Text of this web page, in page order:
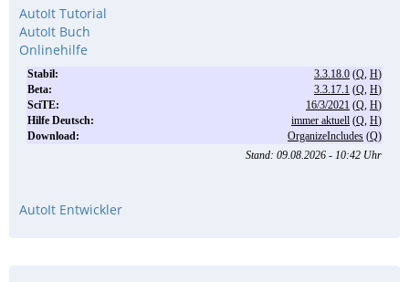
AutoIt Tutorial
AutoIt Buch
Onlinehilfe
AutoIt Entwickler